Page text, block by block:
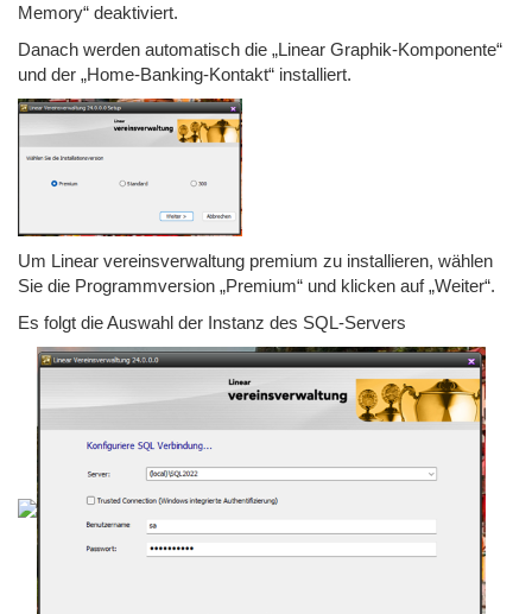
Memory“ deaktiviert.
Danach werden automatisch die „Linear Graphik-Komponente“
und der „Home-Banking-Kontakt“ installiert.
Um Linear vereinsverwaltung premium zu installieren, wählen
Sie die Programmversion „Premium“ und klicken auf „Weiter“.
Es folgt die Auswahl der Instanz des SQL-Servers